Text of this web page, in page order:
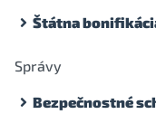
Štátna
Správy
Bezpečnostné